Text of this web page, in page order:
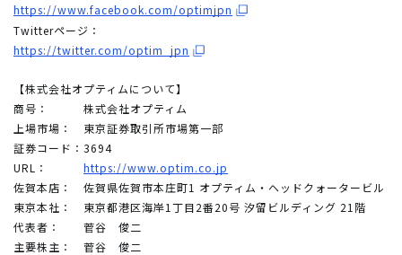
https://www.facebook.com/optimjpn
Twitterページ：
https://twitter.com/optim_jpn
【株式会社オプティムについて】
商号：
株式会社オプティム
上場市場：
東京証券取引所市場第一部
証券コード： 3694
URL：
https://www.optim.co.jp
佐賀本店：
佐賀県佐賀市本庄町1 オプティム・ヘッドクォータービル
東京本社：
東京都港区海岸1丁目2番20号 汐留ビルディング 21階
代表者：
菅谷 俊二
主要株主：
菅谷 俊二